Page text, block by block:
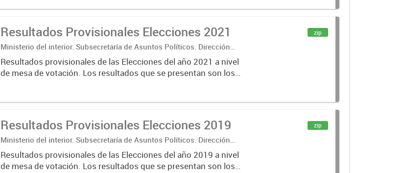
Resultados Provisionales Elecciones 2021
Ministerio del interior. Subsecretaría de Asuntos Políticos. Dirección
Nacional Electoral
Resultados provisionales de las Elecciones del año 2021 a nivel
de mesa de votación. Los resultados que se presentan son los
zip
Resultados Provisionales Elecciones 2019
Ministerio del interior. Subsecretaría de Asuntos Políticos. Dirección
Nacional Electoral
Resultados provisionales de las Elecciones del año 2019 a nivel
de mesa de votación. Los resultados que se presentan son los
zip